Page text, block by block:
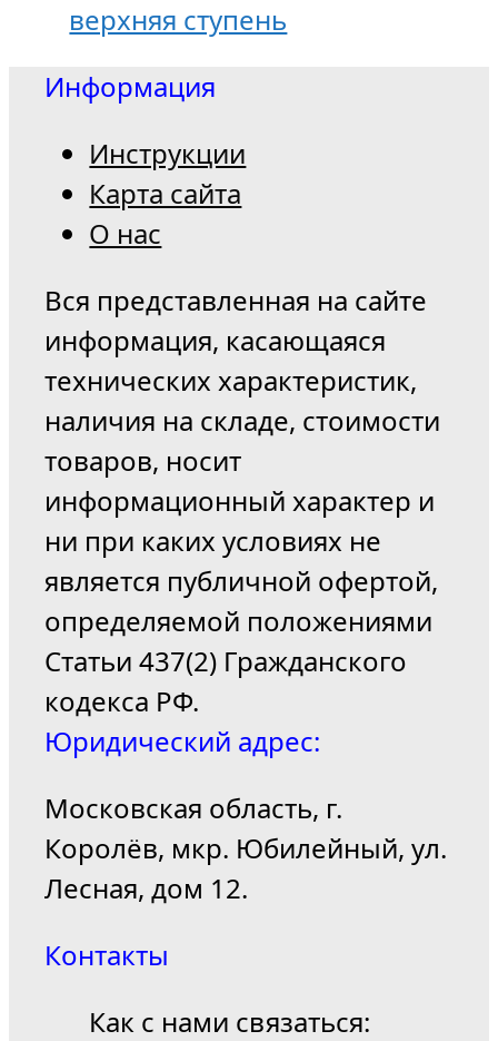
верхняя ступень
Информация
Инструкции
Карта сайта
О нас
Вся представленная на сайте
информация, касающаяся
технических характеристик,
наличия на складе, стоимости
товаров, носит
информационный характер и
ни при каких условиях не
является публичной офертой,
определяемой положениями
Статьи 437(2) Гражданского
кодекса РФ.
Юридический адрес:
Московская область, г.
Королёв, мкр. Юбилейный, ул.
Лесная, дом 12.
Контакты
Как с нами связаться: